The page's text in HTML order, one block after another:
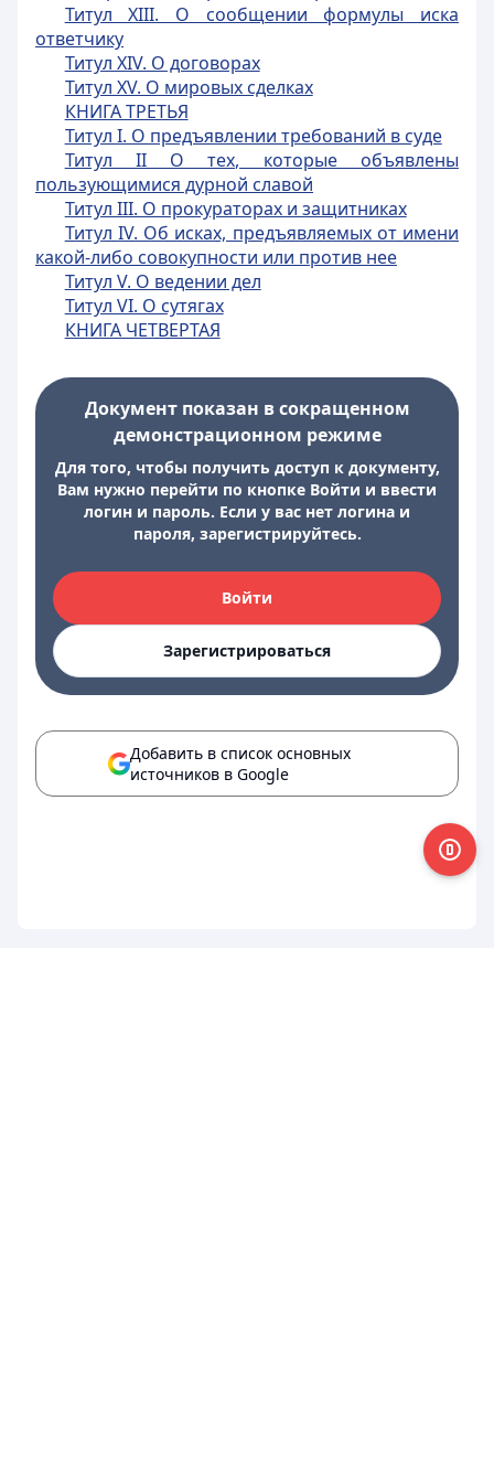
Титул XIII. О сообщении формулы иска
ответчику
Титул XIV. О договорах
Титул XV. О мировых сделках
КНИГА ТРЕТЬЯ
Титул I. О предъявлении требований в суде
Титул II О тех, которые объявлены
пользующимися дурной славой
Титул III. О прокураторах и защитниках
Титул IV. Об исках, предъявляемых от имени
какой-либо совокупности или против нее
Титул V. О ведении дел
Титул VI. О сутягах
КНИГА ЧЕТВЕРТАЯ
Документ показан в сокращенном
демонстрационном режиме
Для того, чтобы получить доступ к документу,
Вам нужно перейти по кнопке Войти и ввести
логин и пароль. Если у вас нет логина и
пароля, зарегистрируйтесь.
Войти
Зарегистрироваться
Добавить в список основных
источников в Google